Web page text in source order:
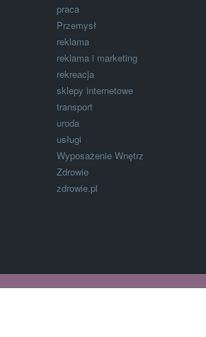
praca
Przemysł
reklama
reklama i marketing
rekreacja
sklepy internetowe
transport
uroda
usługi
Wyposażenie Wnętrz
Zdrowie
zdrowie.pl